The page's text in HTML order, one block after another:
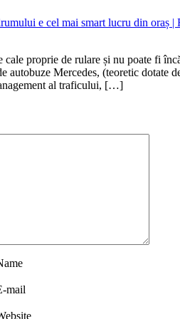
e cel mai smart lucru din oraș |
proprie de rulare și nu poate fi
autobuze Mercedes, (teoretic dotate
al traficului, […]
mail